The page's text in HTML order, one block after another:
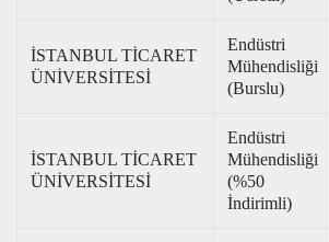
İSTANBUL TİCARET
ÜNİVERSİTESİ
Endüstri
Mühendisliği
(Burslu)
İSTANBUL TİCARET
ÜNİVERSİTESİ
Endüstri
Mühendisliği
(%50
İndirimli)